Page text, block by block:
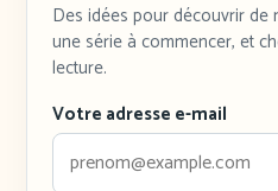
Des idées pour découvrir de
une série à commencer, et
lecture.
Votre adresse e-mail